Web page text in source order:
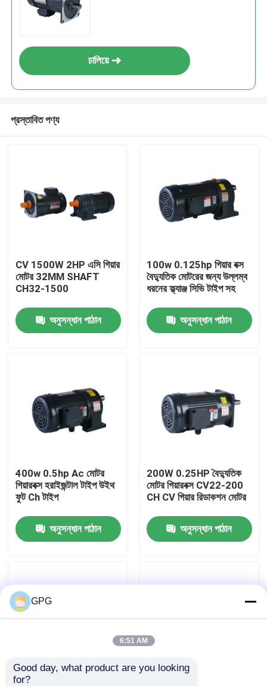
ভিডিও
কারখানা পরিদর্শন
গুণমান নিয়ন্ত্রণ
খবর
ডিসি গিয়ার মোটর
চালিয়ে
প্রস্তাবিত পণ্য
CV 1500W 2HP এসি গিয়ার
মোটর 32MM SHAFT
CH32-1500
অনুসন্ধান পাঠান
100w 0.125hp গিয়ার বক্স
বৈদ্যুতিক মোটরের জন্য উল্লম্ব
ধরনের ফ্ল্যাঞ্জ সিভি টাইপ সহ
অনুসন্ধান পাঠান
400w 0.5hp Ac মোটর
গিয়ারবক্স হরাইজন্টাল টাইপ উইথ
ফুট Ch টাইপ
অনুসন্ধান পাঠান
200W 0.25HP বৈদ্যুতিক
মোটর গিয়ারবক্স CV22-200
CH CV গিয়ার রিডাকশন মোটর
অনুসন্ধান পাঠান
22mm শ্যাফট ইলেকট্রিক
GPG
6:51 AM
Good day, what product are you looking
for?